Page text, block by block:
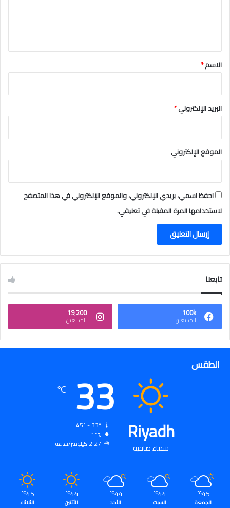
*
الاسم*
البريد الإلكتروني*
الموقع الإلكتروني
احفظ اسمي، بريدي الإلكتروني، والموقع الإلكتروني في هذا المتصفح
لاستخدامها المرة المقبلة في تعليقي.
تابعنا
100k
المتابعين
19٬200
المتابعين
الطقس
Riyadh
سماء صافية
33
℃
11%
2.27 كيلومتر/ساعة
45
℃
الجمعة
44
℃
السبت
44
℃
الأحد
44
℃
الأثنين
45
℃
الثلاثاء